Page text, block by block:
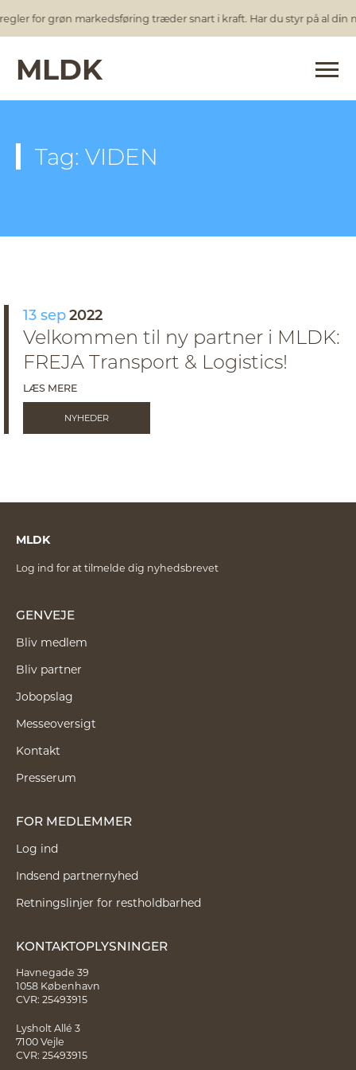
for grøn markedsføring træder snart i kraft. Har du styr på al din
MLDK
Tag: VIDEN
13 sep2022
Velkommen til ny partner i MLDK:
FREJA Transport & Logistics!
LÆS MERE
NYHEDER
MLDK
Log ind for at tilmelde dig nyhedsbrevet
GENVEJE
Bliv medlem
Bliv partner
Jobopslag
Messeoversigt
Kontakt
Presserum
FOR MEDLEMMER
Log ind
Indsend partnernyhed
Retningslinjer for restholdbarhed
KONTAKTOPLYSNINGER
Havnegade 39
1058 København
CVR: 25493915
Lysholt Allé 3
7100 Vejle
CVR: 25493915